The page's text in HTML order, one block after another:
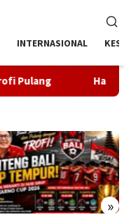
INTERNASIONAL
Handball Bali Juara
»